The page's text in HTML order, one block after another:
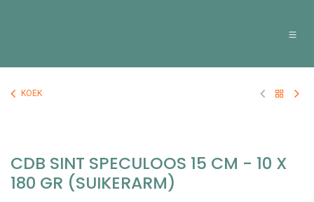
KOEK
CDB SINT SPECULOOS 15 CM - 10 X
180 GR (SUIKERARM)